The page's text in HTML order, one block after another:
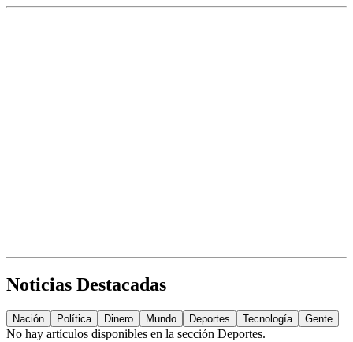
Noticias Destacadas
Nación Política Dinero Mundo Deportes Tecnología Gente
No hay artículos disponibles en la sección Deportes.